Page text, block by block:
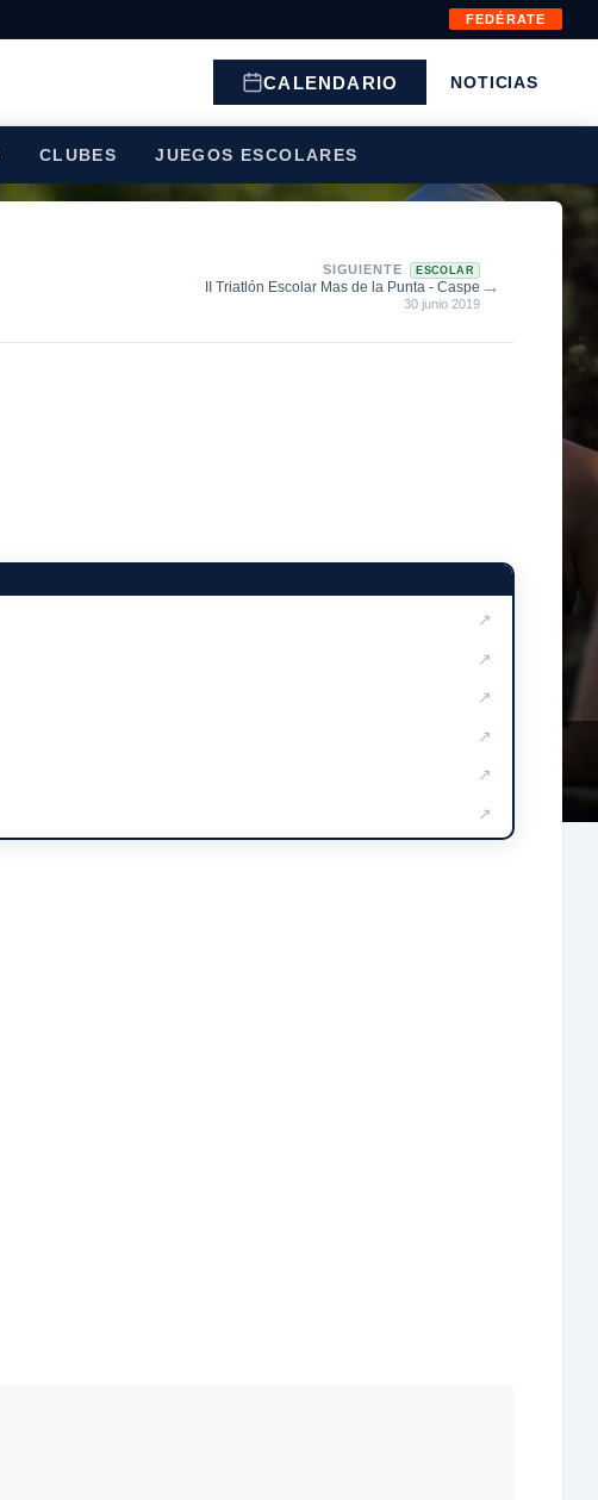
FEDÉRATE
CALENDARIO NOTICIAS
CLUBES JUEGOS ESCOLARES
SIGUIENTE ESCOLAR
II Triatlón Escolar Mas de la Punta - Caspe
30 junio 2019
→
↗
↗
↗
↗
↗
↗